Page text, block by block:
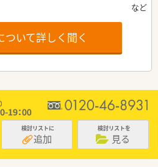
ついて詳しく聞く
検討リストに
追加
検討リストを
見る